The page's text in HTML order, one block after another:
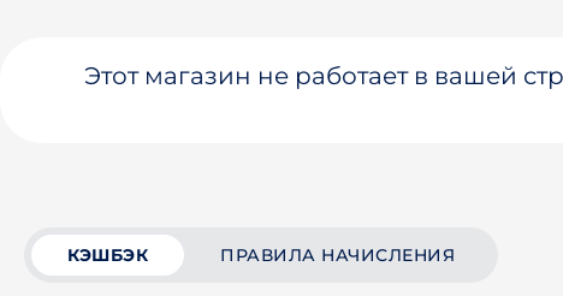
Этот магазин не работает в вашей
КЭШБЭК ПРАВИЛА НАЧИСЛЕНИЯ